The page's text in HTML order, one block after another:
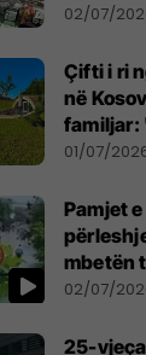
02/07/
Çifti i ri
në
familjar:
asnjë
01/07/
Pamjet
mbetën
persona
02/07/
25-